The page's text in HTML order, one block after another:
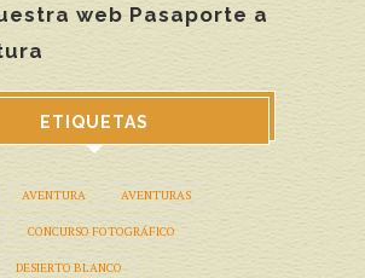
web Pasaporte a
ETIQUETAS
AVENTURA AVENTURAS
CONCURSO FOTOGRÁFICO
DESIERTO BLANCO